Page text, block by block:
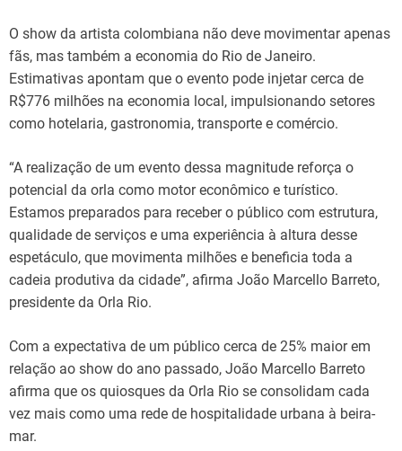
O show da artista colombiana não deve movimentar apenas
fãs, mas também a economia do Rio de Janeiro.
Estimativas apontam que o evento pode injetar cerca de
R$776 milhões na economia local, impulsionando setores
como hotelaria, gastronomia, transporte e comércio.
“A realização de um evento dessa magnitude reforça o
potencial da orla como motor econômico e turístico.
Estamos preparados para receber o público com estrutura,
qualidade de serviços e uma experiência à altura desse
espetáculo, que movimenta milhões e beneficia toda a
cadeia produtiva da cidade”, afirma João Marcello Barreto,
presidente da Orla Rio.
Com a expectativa de um público cerca de 25% maior em
relação ao show do ano passado, João Marcello Barreto
afirma que os quiosques da Orla Rio se consolidam cada
vez mais como uma rede de hospitalidade urbana à beira-
mar.